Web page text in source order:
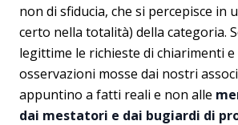
non di sfiducia, che si percepisce in
certo nella totalità) della categoria.
legittime le richieste di chiarimenti
osservazioni mosse dai nostri
appuntino a fatti reali e non alle
dai mestatori e dai bugiardi di